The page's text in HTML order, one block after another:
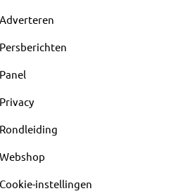
Adverteren
Persberichten
Panel
Privacy
Rondleiding
Webshop
Cookie-instellingen